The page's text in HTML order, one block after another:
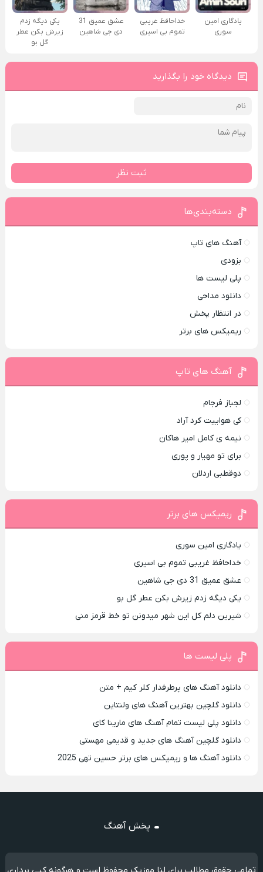
یادگاری امین
سوری
خداحافظ غریبی
تموم بی اسیری
عشق عمیق 31
دی جی شاهین
یکی دیگه زدم
زیرش بکن عطر
گل بو
دیدگاه خود را بگذارید
ثبت نظر
دسته‌بندی‌ها
آهنگ های تاپ
بزودی
پلی لیست ها
دانلود مداحی
در انتظار پخش
ریمیکس های برتر
آهنگ های تاپ
لجباز فرجام
کی هواییت کرد آراد
نیمه ی کامل امیر هاکان
برای تو مهیار و پوری
دوقطبی اردلان
ریمیکس های برتر
یادگاری امین سوری
خداحافظ غریبی تموم بی اسیری
عشق عمیق 31 دی جی شاهین
یکی دیگه زدم زیرش بکن عطر گل بو
شیرین دلم کل این شهر میدونن تو خط قرمز منی
پلی لیست ها
دانلود آهنگ های پرطرفدار کلر کیم + متن
دانلود گلچین بهترین آهنگ های ولنتاین
دانلود پلی لیست تمام آهنگ های مارینا کای
دانلود گلچین آهنگ های جدید و قدیمی مهستی
دانلود آهنگ ها و ریمیکس های برتر حسین تهی 2025
پخش آهنگ